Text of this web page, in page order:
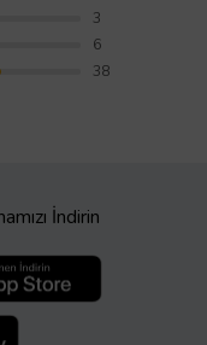
3
6
38
İndirin